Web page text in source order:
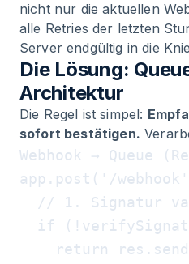
nicht nur die aktuellen
alle Retries der letzten
Server endgültig in die
Die Lösung:
Architektur
Die Regel ist simpel:
sofort bestätigen.
app.post('/
// 1. Signatur
if
return